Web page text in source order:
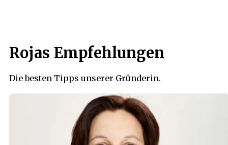
Rojas Empfehlungen
Die besten Tipps unserer Gründerin.